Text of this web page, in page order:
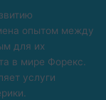
опытом между
для их
в мире Форекс.
услуги